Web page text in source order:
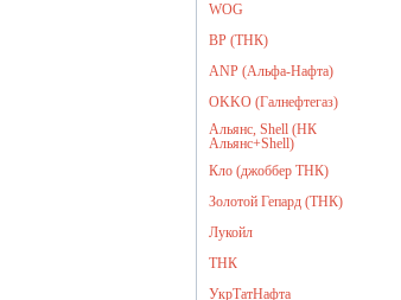
WOG
BP (ТНК)
ANP (Альфа-Нафта)
OKKO (Галнефтегаз)
Альянс, Shell (НК
Альянс+Shell)
Кло (джоббер ТНК)
Золотой Гепард (ТНК)
Лукойл
ТНК
УкрТатНафта